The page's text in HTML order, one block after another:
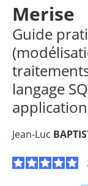
Merise
Guide
langage
Jean-Luc